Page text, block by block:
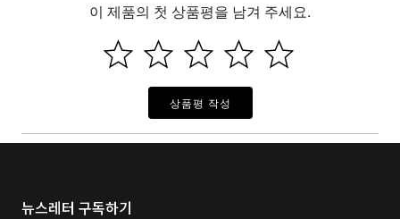
이 제품의 첫 상품평을 남겨 주세요.
상품평 작성
뉴스레터 구독하기